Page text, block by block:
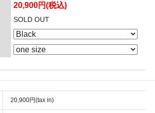
20,900円(税込)
SOLD OUT
20,900円(tax in)